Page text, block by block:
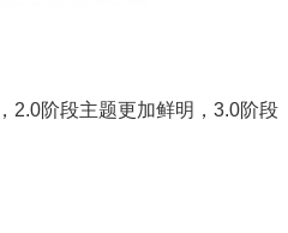
阶段主题更加鲜明，3.0阶段